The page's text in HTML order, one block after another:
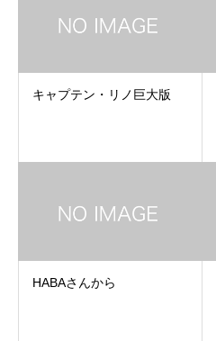
キャプテン・リノ巨大版
HABAさんから